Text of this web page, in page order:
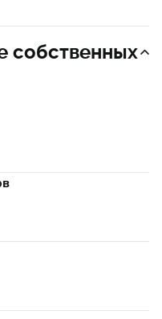
собственных